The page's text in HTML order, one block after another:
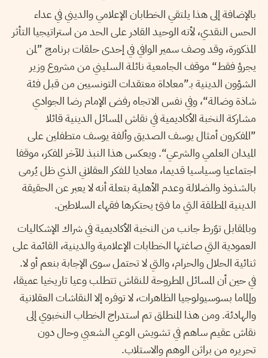
بالإضافة إلى هذا يلتقي الخطابان الإعلامي والديني في عداء
الحس النقدي، لأنه الوحيد القادر على الحد من استراتيجيا التأثر
المذكورة، وقد وصف سمير الوافي في إحدى حلقات برنامج ”لمن
يجرؤ فقط“ موقف الجامعية نائلة السليني من مشروع وزير
الشؤون الدينية بـ”معاداة معتقدات التونسيين من قبل فئة
شاذة وضالة“، وفي نفس الاتجاه رفض الإمام رضا الجوادي
مشاركة النخبة الأكاديمية في نقاش المسائل الدينية قائلا
”المفكرون أمثال يوسف الصديق وألفة يوسف متطفلين على
الميدان العلمي والشرعي“. ويعكس هذا النبذ للآخر المفكر، موقفا
اجتماعيا وسياسيا قديما، معاديا للفكر العقلاني الذي ظل يُرمى
بالشذوذ والضلالة وعدم الأهلية بتعلة أنه لا يعبر عن الحقيقة
الدينية المطلقة التي ما فتئ يحتكرها فقهاء السلاطين.
وبالمقابل توّرط جانب من النخبة الأكاديمية في شراك الإشكاليات
العمودية التي صاغتها الخطابات الإعلامية والدينية، القائمة على
ثنائية الحلال والحرام، والتي لا تحتمل سوى الإجابة بنعم أو لا.
في حين أن المسائل المطروحة للنقاش تتطلب وعيا تاريخيا عميقا،
وإلماما بسوسيولوجيا الظاهرات، لا توفره إلا النقاشات العقلانية
والهادئة. ومن هذا المنطلق تم استدراج الخطاب النخبوي إلى
نقاش عقيم ساهم في تشويش الوعي الشعبي وحال دون
تحريره من براثن الوهم والاستلاب.